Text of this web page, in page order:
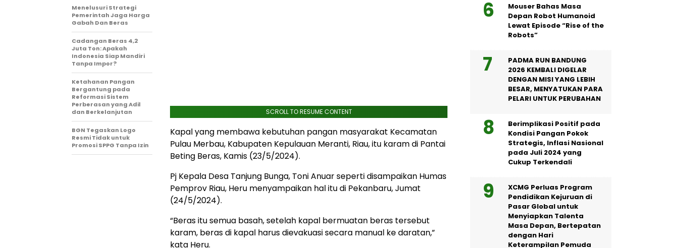
SCROLL TO RESUME CONTENT
Kapal yang membawa kebutuhan pangan masyarakat Kecamatan
Pulau Merbau, Kabupaten Kepulauan Meranti, Riau, itu karam di Pantai
Beting Beras, Kamis (23/5/2024).
Pj Kepala Desa Tanjung Bunga, Toni Anuar seperti disampaikan Humas
Pemprov Riau, Heru menyampaikan hal itu di Pekanbaru, Jumat
(24/5/2024).
“Beras itu semua basah, setelah kapal bermuatan beras tersebut
karam, beras di kapal harus dievakuasi secara manual ke daratan,”
kata Heru.
Menelusuri Strategi
Pemerintah Jaga Harga
Gabah Dan Beras
Cadangan Beras 4,2
Juta Ton: Apakah
Indonesia Siap Mandiri
Tanpa Impor?
Ketahanan Pangan
Bergantung pada
Reformasi Sistem
Perberasan yang Adil
dan Berkelanjutan
BGN Tegaskan Logo
Resmi Tidak untuk
Promosi SPPG Tanpa Izin
Mouser Bahas Masa
Depan Robot Humanoid
Lewat Episode “Rise of the
Robots”
PADMA RUN BANDUNG
2026 KEMBALI DIGELAR
DENGAN MISI YANG LEBIH
BESAR, MENYATUKAN PARA
PELARI UNTUK PERUBAHAN
Berimplikasi Positif pada
Kondisi Pangan Pokok
Strategis, Inflasi Nasional
pada Juli 2024 yang
Cukup Terkendali
XCMG Perluas Program
Pendidikan Kejuruan di
Pasar Global untuk
Menyiapkan Talenta
Masa Depan, Bertepatan
dengan Hari
Keterampilan Pemuda